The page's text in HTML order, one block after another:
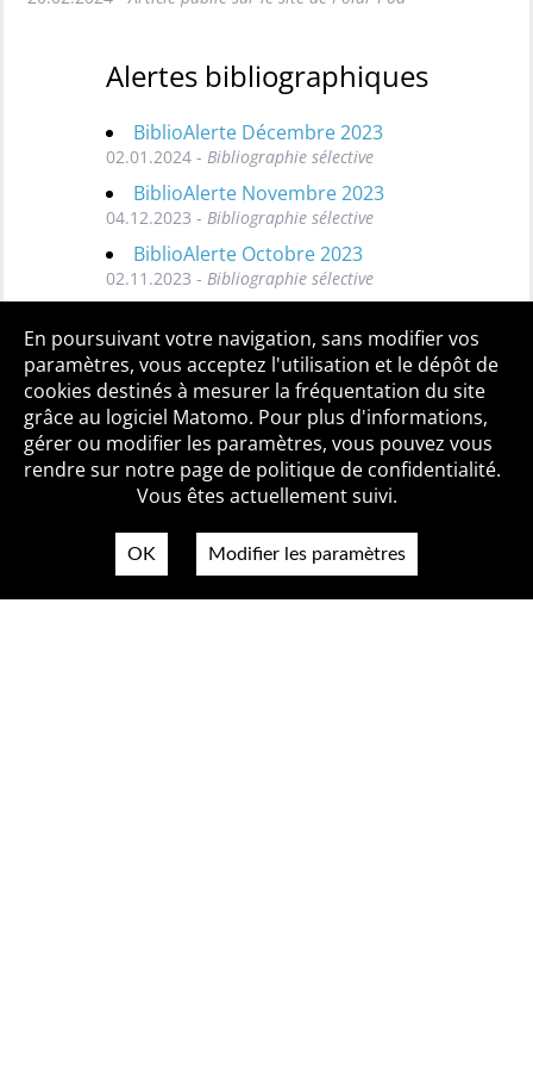
Alertes bibliographiques
BiblioAlerte Décembre 2023
02.01.2024 - Bibliographie sélective
BiblioAlerte Novembre 2023
04.12.2023 - Bibliographie sélective
BiblioAlerte Octobre 2023
02.11.2023 - Bibliographie sélective
Toutes les BiblioAlertes
Qui sommes-nous ? Mentions légales
Accessibilité
Politique de confidentialité
Contact
En poursuivant votre navigation, sans modifier vos
paramètres, vous acceptez l'utilisation et le dépôt de
cookies destinés à mesurer la fréquentation du site
grâce au logiciel Matomo. Pour plus d'informations,
gérer ou modifier les paramètres, vous pouvez vous
rendre sur notre page de politique de confidentialité.
Vous êtes actuellement suivi.
OK Modifier les paramètres